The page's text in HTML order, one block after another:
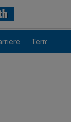
Termine